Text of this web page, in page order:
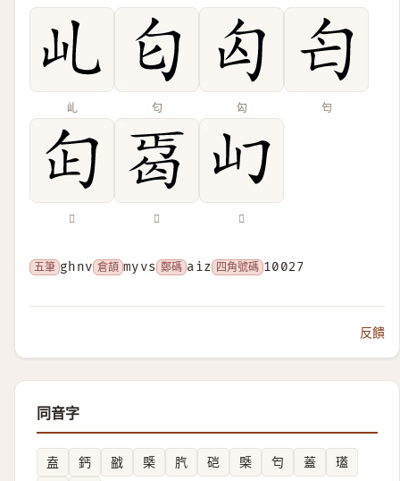
乢 匂 匃 匄
𠣏 𠣣 𡴮
五筆 ghnv 倉頡 myvs 鄭碼 aiz 四角號碼 10027
反饋
同音字
盍 鈣 戤 槩 䏗 硙 㮣 匄 蓋
瓂